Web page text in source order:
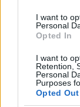
I want to
Personal
Opted In
I want to
Retention,
Personal
Purposes
Opted Out
Continua